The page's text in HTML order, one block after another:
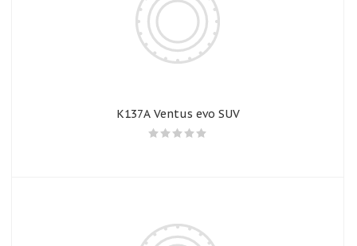
K137A Ventus evo SUV